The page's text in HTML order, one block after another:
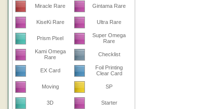
Miracle Rare Gintama Rare
KiseKi Rare Ultra Rare
Prism Pixel
Super Omega
Rare
Kami Omega
Rare
Checklist
EX Card
Foil Printing
Clear Card
Moving SP
3D Starter